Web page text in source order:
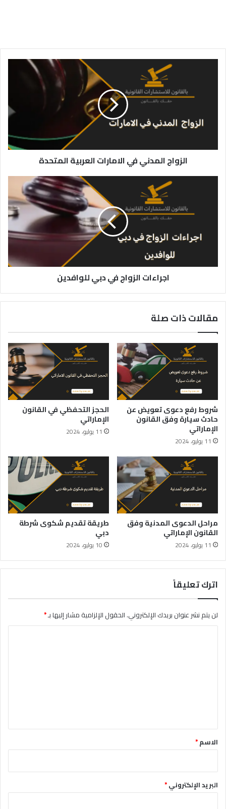
المتحدة
الزواج المدني في الامارات العربية المتحدة
اجراءات الزواج في دبي للوافدين
مقالات ذات صلة
شروط رفع دعوى تعويض عن
حادث سيارة وفق القانون
الإماراتي
11 يوليو، 2024
الحجز التحفظي في القانون
الإماراتي
11 يوليو، 2024
مراحل الدعوى المدنية وفق
القانون الإماراتي
11 يوليو، 2024
طريقة تقديم شكوى شرطة
دبي
10 يوليو، 2024
اترك تعليقاً
لن يتم نشر عنوان بريدك الإلكتروني.الحقول الإلزامية مشار إليها بـ*
*الاسم*
البريد الإلكتروني*